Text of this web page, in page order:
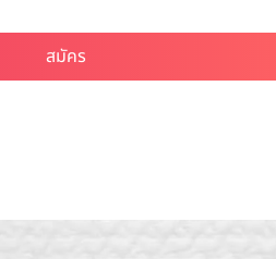
สมัคร